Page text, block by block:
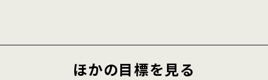
ほかの目標を見る